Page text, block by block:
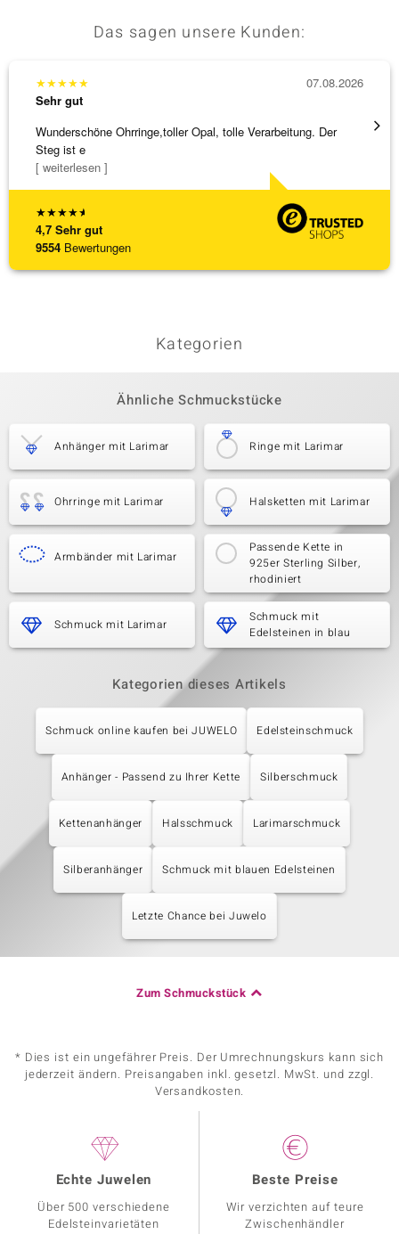
Das sagen unsere Kunden:
★★★★★
4,7 Sehr gut
9554 Bewertungen
★★★★★
Sehr gut
Wunderschöne Ohrringe,toller Opal, tolle Verarbeitung. Der
Steg ist e
[ weiterlesen ]
07.08.2026
Alles
Kategorien
Ähnliche Schmuckstücke
Anhänger mit Larimar Ringe mit Larimar
Ohrringe mit Larimar Halsketten mit Larimar
Armbänder mit Larimar
Passende Kette in
925er Sterling Silber,
rhodiniert
Schmuck mit Larimar
Schmuck mit
Edelsteinen in blau
Kategorien dieses Artikels
Schmuck online kaufen bei JUWELO Edelsteinschmuck
Anhänger - Passend zu Ihrer Kette Silberschmuck
Kettenanhänger Halsschmuck Larimarschmuck
Silberanhänger Schmuck mit blauen Edelsteinen
Letzte Chance bei Juwelo
Zum Schmuckstück
* Dies ist ein ungefährer Preis. Der Umrechnungskurs kann sich
jederzeit ändern. Preisangaben inkl. gesetzl. MwSt. und zzgl.
Versandkosten.
Echte Juwelen
Über 500 verschiedene
Edelsteinvarietäten
Beste Preise
Wir verzichten auf teure
Zwischenhändler